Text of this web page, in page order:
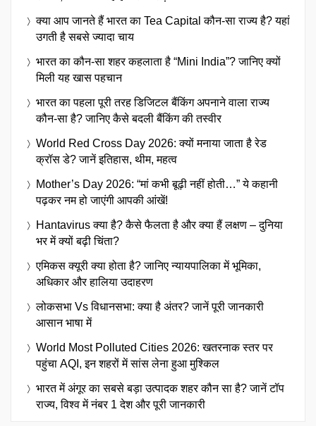
क्या आप जानते हैं भारत का Tea Capital कौन-सा राज्य है? यहां
उगती है सबसे ज्यादा चाय
भारत का कौन-सा शहर कहलाता है “Mini India”? जानिए क्यों
मिली यह खास पहचान
भारत का पहला पूरी तरह डिजिटल बैंकिंग अपनाने वाला राज्य
कौन-सा है? जानिए कैसे बदली बैंकिंग की तस्वीर
World Red Cross Day 2026: क्यों मनाया जाता है रेड
क्रॉस डे? जानें इतिहास, थीम, महत्व
Mother’s Day 2026: “मां कभी बूढ़ी नहीं होती…” ये कहानी
पढ़कर नम हो जाएंगी आपकी आंखें!
Hantavirus क्या है? कैसे फैलता है और क्या हैं लक्षण – दुनिया
भर में क्यों बढ़ी चिंता?
एमिकस क्यूरी क्या होता है? जानिए न्यायपालिका में भूमिका,
अधिकार और हालिया उदाहरण
लोकसभा Vs विधानसभा: क्या है अंतर? जानें पूरी जानकारी
आसान भाषा में
World Most Polluted Cities 2026: खतरनाक स्तर पर
पहुंचा AQI, इन शहरों में सांस लेना हुआ मुश्किल
भारत में अंगूर का सबसे बड़ा उत्पादक शहर कौन सा है? जानें टॉप
राज्य, विश्व में नंबर 1 देश और पूरी जानकारी